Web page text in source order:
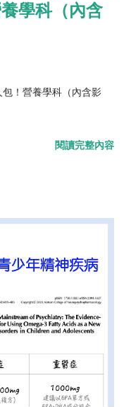
學科（內含
！營養學科（內含影
閱讀完整內容